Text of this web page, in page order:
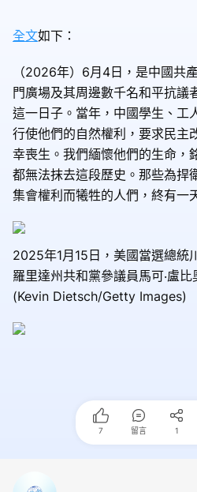
全文如下：
（2026年）6月4日，是中國共
門廣場及其周邊數千名和平抗議
這一日子。當年，中國學生、工
行使他們的自然權利，要求民主
幸喪生。我們緬懷他們的生命，
都無法抹去這段歷史。那些為捍
集會權利而犧牲的人們，終有一
2025年1月15日，美國當選總統
羅里達州共和黨參議員馬可‧盧比
(Kevin Dietsch/Getty Images)
7 留言 1